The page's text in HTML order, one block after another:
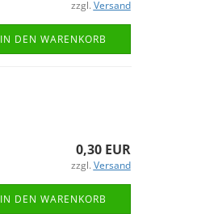
zzgl. Versand
IN DEN WARENKORB
0,30 EUR
zzgl. Versand
IN DEN WARENKORB